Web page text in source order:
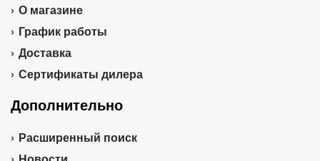
О магазине
График работы
Доставка
Сертификаты дилера
Дополнительно
Расширенный поиск